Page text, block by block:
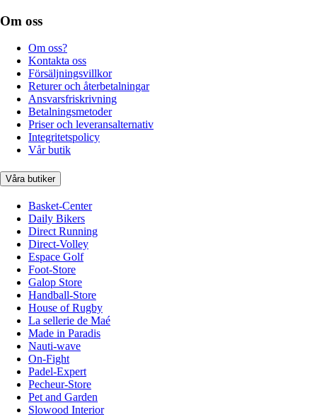
Om oss
Om oss?
Kontakta oss
Försäljningsvillkor
Returer och återbetalningar
Ansvarsfriskrivning
Betalningsmetoder
Priser och leveransalternativ
Integritetspolicy
Vår butik
Våra butiker
Basket-Center
Daily Bikers
Direct Running
Direct-Volley
Espace Golf
Foot-Store
Galop Store
Handball-Store
House of Rugby
La sellerie de Maé
Made in Paradis
Nauti-wave
On-Fight
Padel-Expert
Pecheur-Store
Pet and Garden
Slowood Interior